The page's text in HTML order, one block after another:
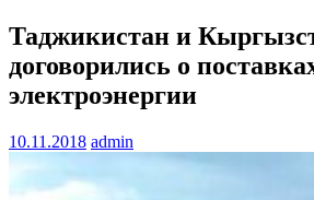
Таджикистан и
договорились о
электроэнергии
10.11.2018 admin